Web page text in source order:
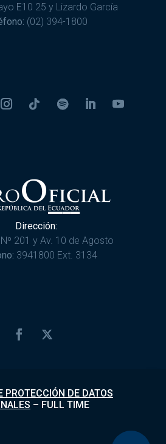
E10 25 y Lizardo García
(02) 394-1800
Dirección:
201 y Av. 10 de Agosto
3941800 Ext. 3134
PROTECCIÓN DE DATOS
– FULL TIME